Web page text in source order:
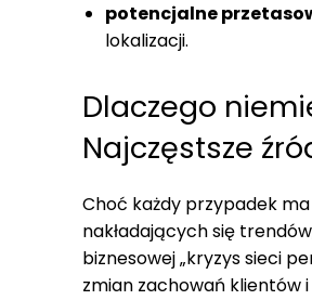
potencjalne
lokalizacji.
Dlaczego
Najczęstsze
Choć każdy przypadek
nakładających się
biznesowej „kryzys sieci
zmian zachowań klientów